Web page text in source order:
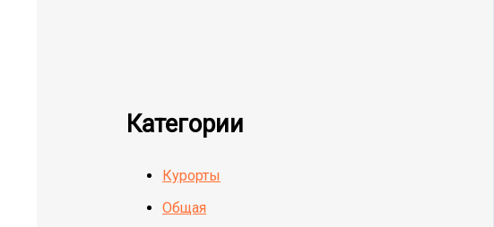
Категории
Курорты
Общая